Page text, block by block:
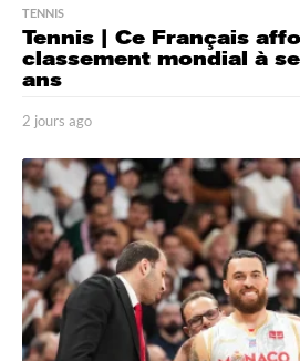
TENNIS
Tennis | Ce Français
classement mondial à
ans
2 jours ago
o
u
r
s
a
g
o